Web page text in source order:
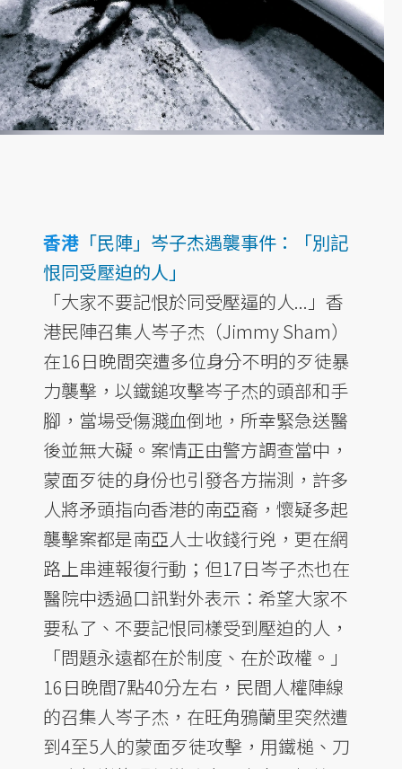
香港 「民陣」岑子杰遇襲事件：「別記
恨同受壓迫的人」
「大家不要記恨於同受壓逼的人...」香
港民陣召集人岑子杰（Jimmy Sham）
在16日晚間突遭多位身分不明的歹徒暴
力襲擊，以鐵鎚攻擊岑子杰的頭部和手
腳，當場受傷濺血倒地，所幸緊急送醫
後並無大礙。案情正由警方調查當中，
蒙面歹徒的身份也引發各方揣測，許多
人將矛頭指向香港的南亞裔，懷疑多起
襲擊案都是南亞人士收錢行兇，更在網
路上串連報復行動；但17日岑子杰也在
醫院中透過口訊對外表示：希望大家不
要私了、不要記恨同樣受到壓迫的人，
「問題永遠都在於制度、在於政權。」
16日晚間7點40分左右，民間人權陣線
的召集人岑子杰，在旺角鴉蘭里突然遭
到4至5人的蒙面歹徒攻擊，用鐵槌、刀